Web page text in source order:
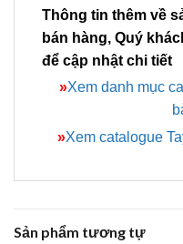
Thông tin thêm về
bán hàng, Quý
để cập nhật chi tiết
»Xem danh mục
»Xem catalogue
Sản phẩm tương tự